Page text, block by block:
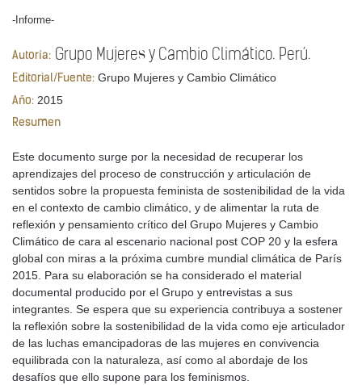
-Informe-
Autoría: Grupo Mujeres y Cambio Climático. Perú.
Editorial/Fuente: Grupo Mujeres y Cambio Climático
Año: 2015
Resumen
Este documento surge por la necesidad de recuperar los
aprendizajes del proceso de construcción y articulación de
sentidos sobre la propuesta feminista de sostenibilidad de la vida
en el contexto de cambio climático, y de alimentar la ruta de
reflexión y pensamiento crítico del Grupo Mujeres y Cambio
Climático de cara al escenario nacional post COP 20 y la esfera
global con miras a la próxima cumbre mundial climática de París
2015. Para su elaboración se ha considerado el material
documental producido por el Grupo y entrevistas a sus
integrantes. Se espera que su experiencia contribuya a sostener
la reflexión sobre la sostenibilidad de la vida como eje articulador
de las luchas emancipadoras de las mujeres en convivencia
equilibrada con la naturaleza, así como al abordaje de los
desafíos que ello supone para los feminismos.